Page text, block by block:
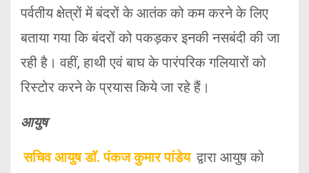
पर्वतीय क्षेत्रों में बंदरों के आतंक को कम करने के लिए
बताया गया कि बंदरों को पकड़कर इनकी नसबंदी की जा
रही है। वहीं, हाथी एवं बाघ के पारंपरिक गलियारों को
रिस्टोर करने के प्रयास किये जा रहे हैं।
आयुष
सचिव आयुष डाॅ. पंकज कुमार पांडेय द्वारा आयुष को